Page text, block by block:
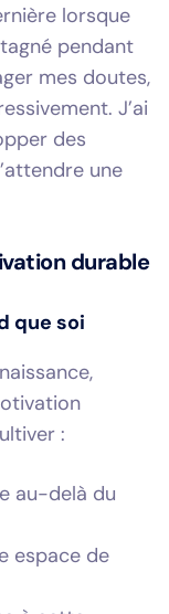
lorsque
pendant
mes doutes,
J’ai
des
une
durable
que soi
:
au-delà du
espace de